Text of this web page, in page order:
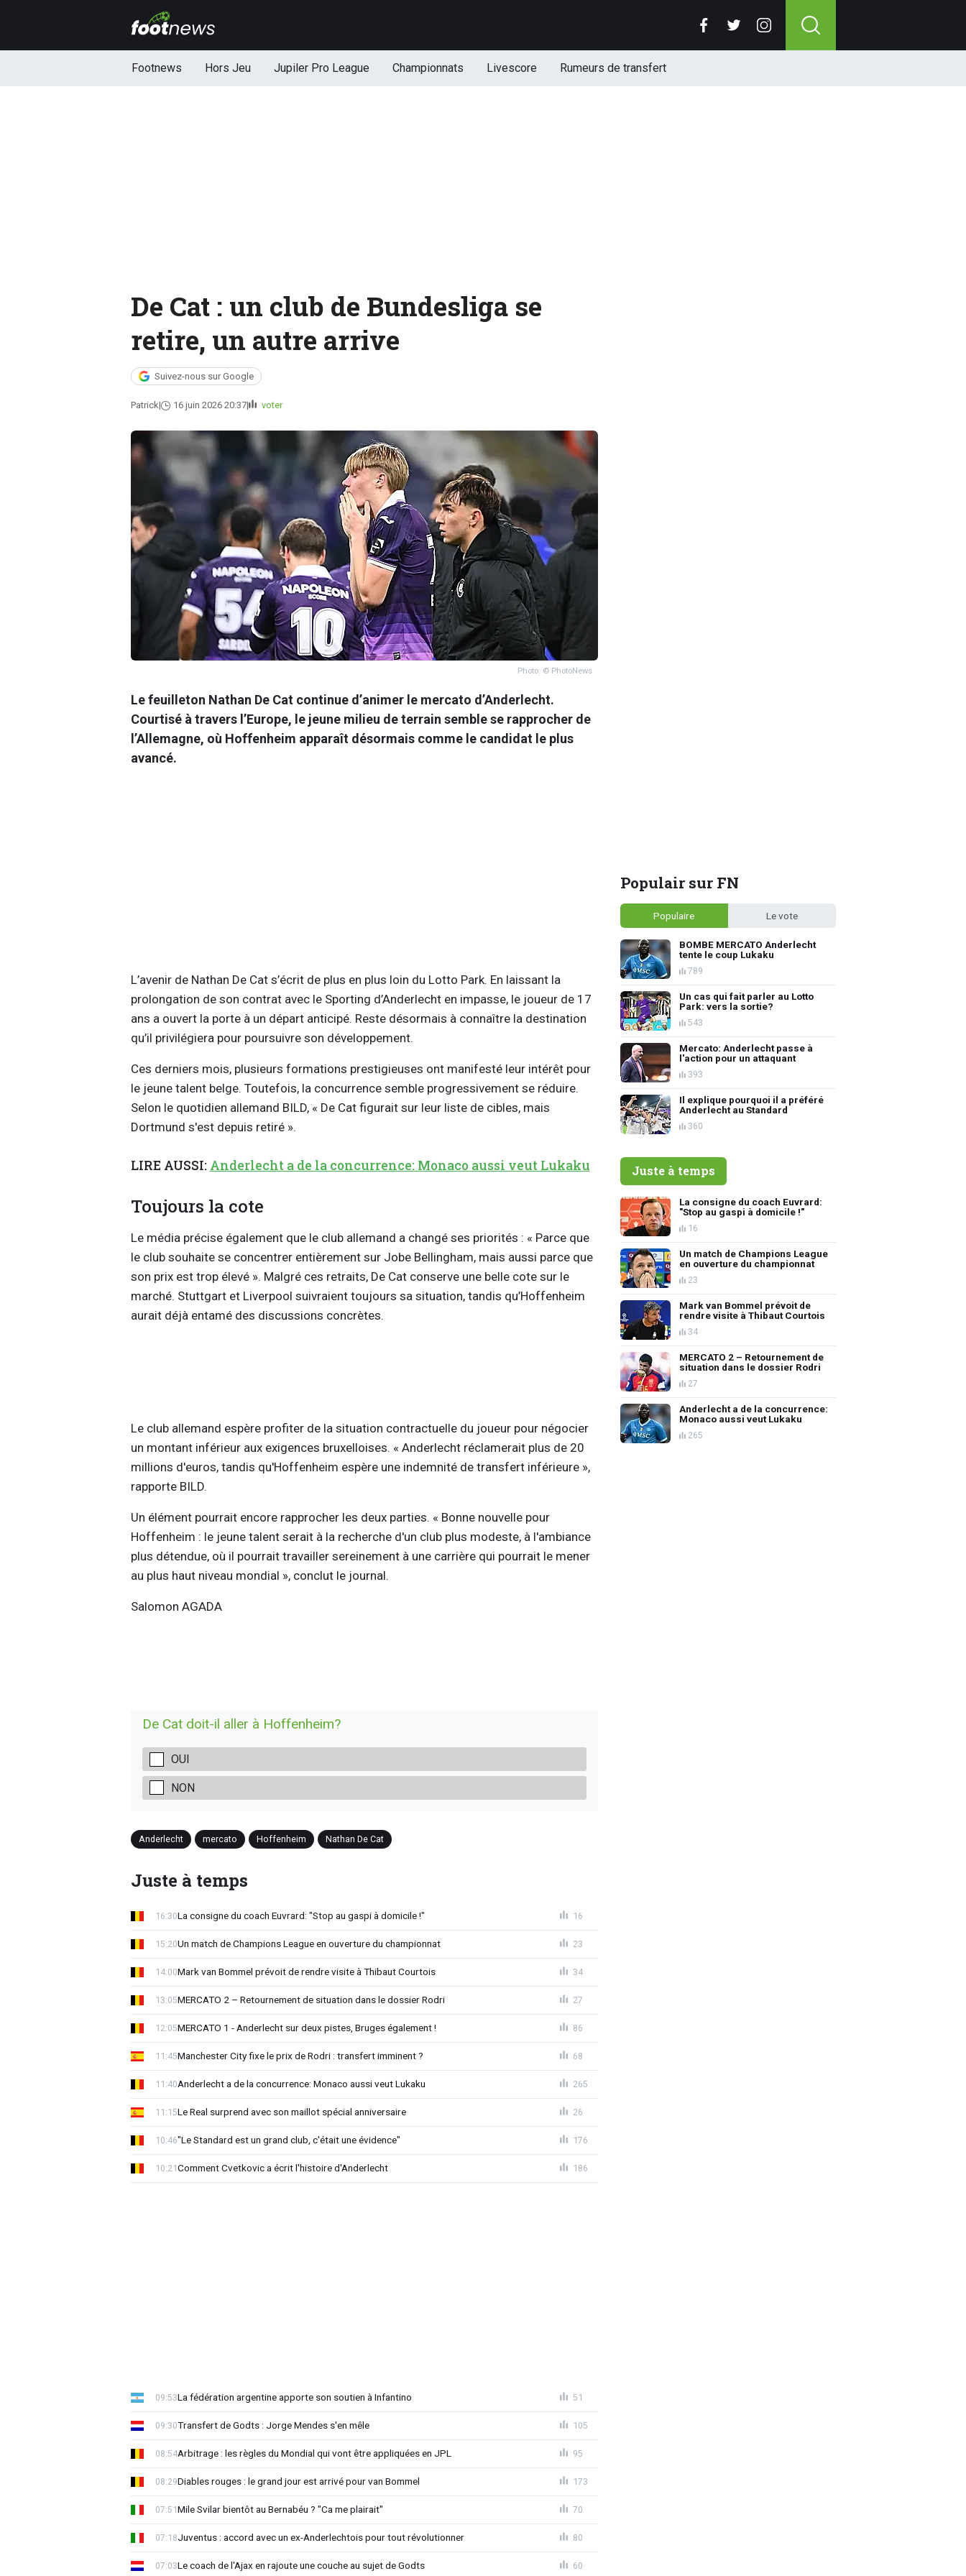
Footnews Hors Jeu Jupiler Pro League Championnats Livescore Rumeurs de transfert
De Cat : un club de Bundesliga se
retire, un autre arrive
Suivez-nous sur Google
Patrick 16 juin 2026 20:37 voter
Photo: © PhotoNews
Le feuilleton Nathan De Cat continue d’animer le mercato d’Anderlecht.
Courtisé à travers l’Europe, le jeune milieu de terrain semble se rapprocher de
l’Allemagne, où Hoffenheim apparaît désormais comme le candidat le plus
avancé.
L’avenir de Nathan De Cat s’écrit de plus en plus loin du Lotto Park. En laissant la
prolongation de son contrat avec le Sporting d’Anderlecht en impasse, le joueur de 17
ans a ouvert la porte à un départ anticipé. Reste désormais à connaître la destination
qu’il privilégiera pour poursuivre son développement.
Ces derniers mois, plusieurs formations prestigieuses ont manifesté leur intérêt pour
le jeune talent belge. Toutefois, la concurrence semble progressivement se réduire.
Selon le quotidien allemand BILD, « De Cat figurait sur leur liste de cibles, mais
Dortmund s'est depuis retiré ».
LIRE AUSSI: Anderlecht a de la concurrence: Monaco aussi veut Lukaku
Toujours la cote
Le média précise également que le club allemand a changé ses priorités : « Parce que
le club souhaite se concentrer entièrement sur Jobe Bellingham, mais aussi parce que
son prix est trop élevé ». Malgré ces retraits, De Cat conserve une belle cote sur le
marché. Stuttgart et Liverpool suivraient toujours sa situation, tandis qu’Hoffenheim
aurait déjà entamé des discussions concrètes.
Le club allemand espère profiter de la situation contractuelle du joueur pour négocier
un montant inférieur aux exigences bruxelloises. « Anderlecht réclamerait plus de 20
millions d'euros, tandis qu'Hoffenheim espère une indemnité de transfert inférieure »,
rapporte BILD.
Un élément pourrait encore rapprocher les deux parties. « Bonne nouvelle pour
Hoffenheim : le jeune talent serait à la recherche d'un club plus modeste, à l'ambiance
plus détendue, où il pourrait travailler sereinement à une carrière qui pourrait le mener
au plus haut niveau mondial », conclut le journal.
Salomon AGADA
De Cat doit-il aller à Hoffenheim?
OUI
NON
Anderlecht mercato Hoffenheim Nathan De Cat
Juste à temps
La consigne du coach Euvrard: "Stop au gaspi à domicile !"
16:30 16
Un match de Champions League en ouverture du championnat
15:20 23
Mark van Bommel prévoit de rendre visite à Thibaut Courtois
14:00 34
MERCATO 2 – Retournement de situation dans le dossier Rodri
13:05 27
MERCATO 1 - Anderlecht sur deux pistes, Bruges également !
12:05 86
Manchester City fixe le prix de Rodri : transfert imminent ?
11:45 68
Anderlecht a de la concurrence: Monaco aussi veut Lukaku
11:40 265
Le Real surprend avec son maillot spécial anniversaire
11:15 26
"Le Standard est un grand club, c'était une évidence"
10:46 176
Comment Cvetkovic a écrit l'histoire d'Anderlecht
10:21 186
La fédération argentine apporte son soutien à Infantino
09:53 51
Transfert de Godts : Jorge Mendes s'en mêle
09:30 105
Arbitrage : les règles du Mondial qui vont être appliquées en JPL
08:54 95
Diables rouges : le grand jour est arrivé pour van Bommel
08:29 173
Mile Svilar bientôt au Bernabéu ? "Ca me plairait"
07:51 70
Juventus : accord avec un ex-Anderlechtois pour tout révolutionner
07:18 80
Le coach de l'Ajax en rajoute une couche au sujet de Godts
07:03 60
Populair sur FN
Populaire Le vote
BOMBE MERCATO Anderlecht
tente le coup Lukaku
789
Un cas qui fait parler au Lotto
Park: vers la sortie?
543
Mercato: Anderlecht passe à
l'action pour un attaquant
393
Il explique pourquoi il a préféré
Anderlecht au Standard
360
Juste à temps
La consigne du coach Euvrard:
"Stop au gaspi à domicile !"
16
Un match de Champions League
en ouverture du championnat
23
Mark van Bommel prévoit de
rendre visite à Thibaut Courtois
34
MERCATO 2 – Retournement de
situation dans le dossier Rodri
27
Anderlecht a de la concurrence:
Monaco aussi veut Lukaku
265